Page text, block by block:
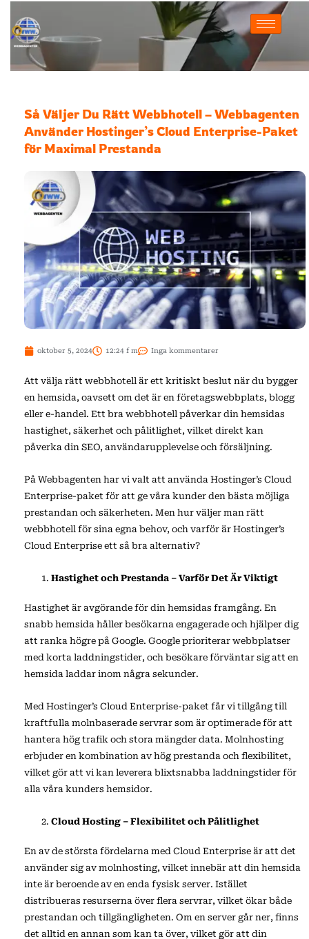
innehåll
Så Väljer Du Rätt Webbhotell – Webbagenten
Använder Hostinger’s Cloud Enterprise-Paket
för Maximal Prestanda
oktober 5, 2024 12:24 f m Inga kommentarer
Att välja rätt webbhotell är ett kritiskt beslut när du bygger
en hemsida, oavsett om det är en företagswebbplats, blogg
eller e-handel. Ett bra webbhotell påverkar din hemsidas
hastighet, säkerhet och pålitlighet, vilket direkt kan
påverka din SEO, användarupplevelse och försäljning.
På Webbagenten har vi valt att använda Hostinger’s Cloud
Enterprise-paket för att ge våra kunder den bästa möjliga
prestandan och säkerheten. Men hur väljer man rätt
webbhotell för sina egna behov, och varför är Hostinger’s
Cloud Enterprise ett så bra alternativ?
Hastighet och Prestanda – Varför Det Är Viktigt
Hastighet är avgörande för din hemsidas framgång. En
snabb hemsida håller besökarna engagerade och hjälper dig
att ranka högre på Google. Google prioriterar webbplatser
med korta laddningstider, och besökare förväntar sig att en
hemsida laddar inom några sekunder.
Med Hostinger’s Cloud Enterprise-paket får vi tillgång till
kraftfulla molnbaserade servrar som är optimerade för att
hantera hög trafik och stora mängder data. Molnhosting
erbjuder en kombination av hög prestanda och flexibilitet,
vilket gör att vi kan leverera blixtsnabba laddningstider för
alla våra kunders hemsidor.
Cloud Hosting – Flexibilitet och Pålitlighet
En av de största fördelarna med Cloud Enterprise är att det
använder sig av molnhosting, vilket innebär att din hemsida
inte är beroende av en enda fysisk server. Istället
distribueras resurserna över flera servrar, vilket ökar både
prestandan och tillgängligheten. Om en server går ner, finns
det alltid en annan som kan ta över, vilket gör att din